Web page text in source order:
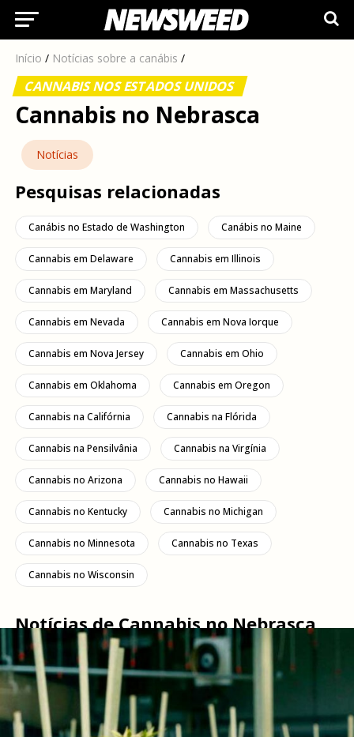
Início / Notícias sobre a canábis /
CANNABIS NOS ESTADOS UNIDOS
Cannabis no Nebrasca
Notícias
Pesquisas relacionadas
Canábis no Estado de Washington Canábis no Maine
Cannabis em Delaware Cannabis em Illinois
Cannabis em Maryland Cannabis em Massachusetts
Cannabis em Nevada Cannabis em Nova Iorque
Cannabis em Nova Jersey Cannabis em Ohio
Cannabis em Oklahoma Cannabis em Oregon
Cannabis na Califórnia Cannabis na Flórida
Cannabis na Pensilvânia Cannabis na Virgínia
Cannabis no Arizona Cannabis no Hawaii
Cannabis no Kentucky Cannabis no Michigan
Cannabis no Minnesota Cannabis no Texas
Cannabis no Wisconsin
Notícias de Cannabis no Nebrasca